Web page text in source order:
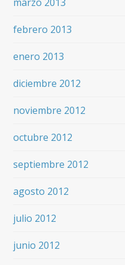
febrero 2013
enero 2013
diciembre 2012
noviembre 2012
octubre 2012
septiembre 2012
agosto 2012
julio 2012
junio 2012